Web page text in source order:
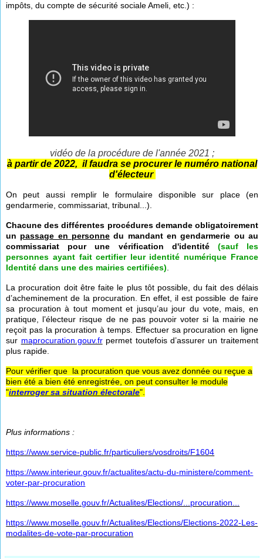
impôts, du compte de sécurité sociale Ameli, etc.) :
vidéo de la procédure de l'année 2021 ;
à partir de 2022, il faudra se procurer le numéro national
d'électeur
On peut aussi remplir le formulaire disponible sur place (en
gendarmerie, commissariat, tribunal...).
Chacune des différentes procédures demande obligatoirement
un passage en personne du mandant en gendarmerie ou au
commissariat pour une vérification d'identité(sauf les
personnes ayant fait certifier leur identité numérique France
Identité dans une des mairies certifiées)
La procuration doit être faite le plus tôt possible, du fait des délais
d’acheminement de la procuration. En effet, il est possible de faire
sa procuration à tout moment et jusqu’au jour du vote, mais, en
pratique, l’électeur risque de ne pas pouvoir voter si la mairie ne
reçoit pas la procuration à temps. Effectuer sa procuration en ligne
sur maprocuration.gouv.fr permet toutefois d’assurer un traitement
plus rapide.
Pour vérifier que la procuration que vous avez donnée ou reçue a
bien été a bien été enregistrée, on peut consulter le module
"interroger sa situation électorale".
Plus informations :
https://www.service-public.fr/particuliers/vosdroits/F1604
https://www.interieur.gouv.fr/actualites/actu-du-ministere/comment-
voter-par-procuration
https://www.moselle.gouv.fr/Actualites/Elections/...procuration...
https://www.moselle.gouv.fr/Actualites/Elections/Elections-2022-Les-
modalites-de-vote-par-procuration